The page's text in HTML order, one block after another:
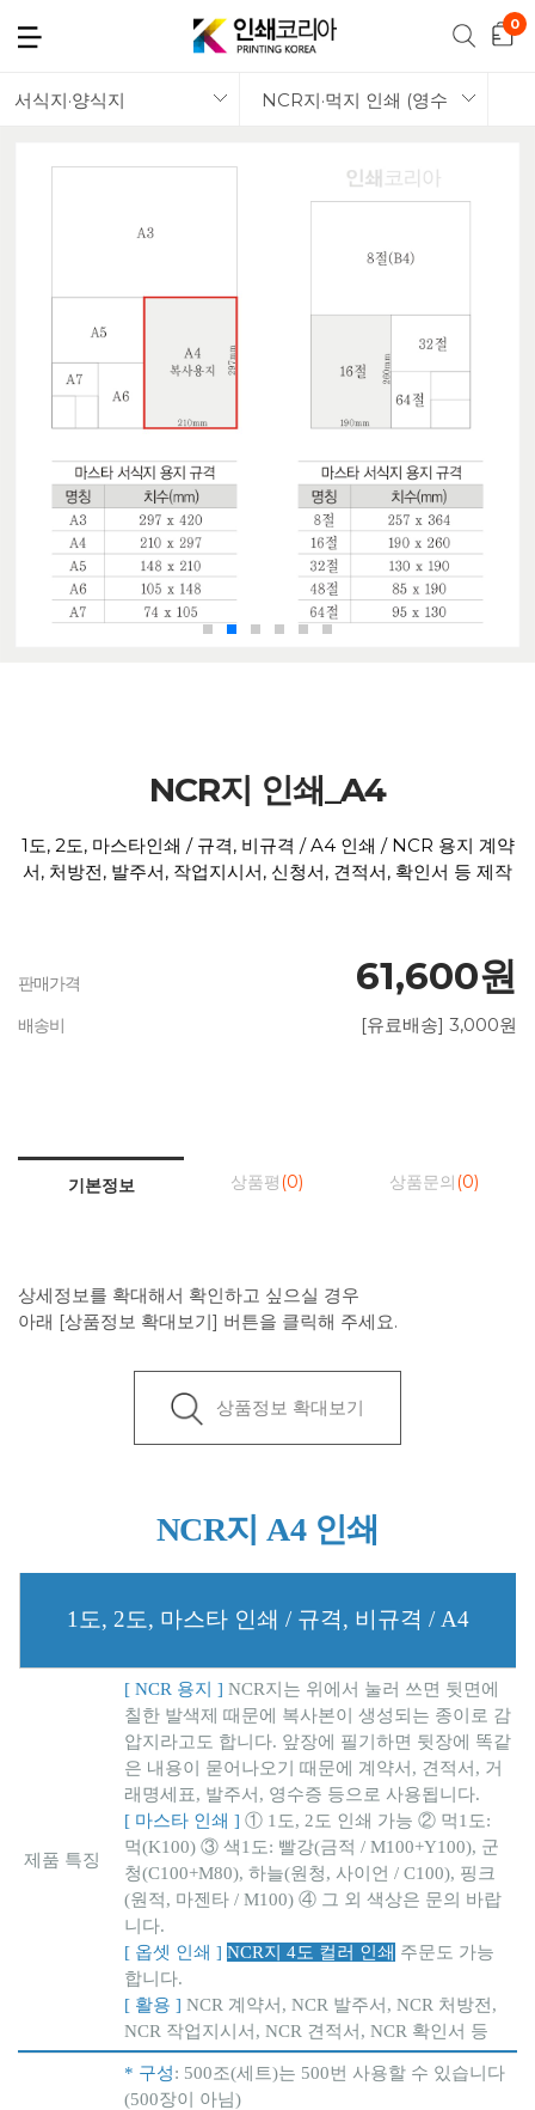
서식지·양식지 NCR지·먹지 인쇄 (영수증·빌지)
NCR지 인쇄_A4
1도, 2도, 마스타인쇄 / 규격, 비규격 / A4 인쇄 / NCR 용지 계약
서, 처방전, 발주서, 작업지시서, 신청서, 견적서, 확인서 등 제작
판매가격 61,600원
배송비 [유료배송] 3,000원
기본정보 상품평 (0) 상품문의 (0)
상세정보를 확대해서 확인하고 싶으실 경우
아래 [상품정보 확대보기] 버튼을 클릭해 주세요.
상품정보 확대보기
NCR지 A4 인쇄
1도, 2도, 마스타 인쇄 / 규격, 비규격 / A4
제품 특징
[ NCR 용지 ] NCR지는 위에서 눌러 쓰면 뒷면에
칠한 발색제 때문에 복사본이 생성되는 종이로 감
압지라고도 합니다. 앞장에 필기하면 뒷장에 똑같
은 내용이 묻어나오기 때문에 계약서, 견적서, 거
래명세표, 발주서, 영수증 등으로 사용됩니다.
[ 마스타 인쇄 ] ① 1도, 2도 인쇄 가능 ② 먹1도:
먹(K100) ③ 색1도: 빨강(금적 / M100+Y100), 군
청(C100+M80), 하늘(원청, 사이언 / C100), 핑크
(원적, 마젠타 / M100) ④ 그 외 색상은 문의 바랍
니다.
[ 옵셋 인쇄 ] NCR지 4도 컬러 인쇄 주문도 가능
합니다.
[ 활용 ] NCR 계약서, NCR 발주서, NCR 처방전,
NCR 작업지시서, NCR 견적서, NCR 확인서 등
* 구성: 500조(세트)는 500번 사용할 수 있습니다
(500장이 아님)